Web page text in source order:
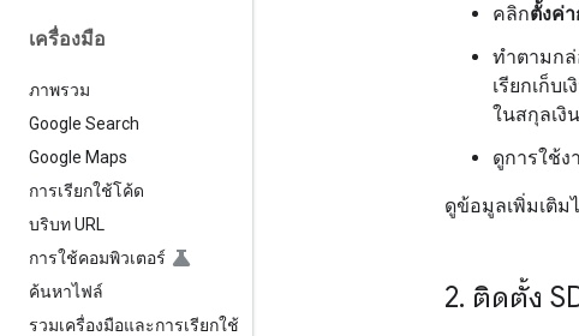
เครื่องมือ
ภาพรวม
Google Search
Google Maps
การเรียกใช้โค้ด
บริบท URL
การใช้คอมพิวเตอร์
ค้นหาไฟล์
รวมเครื่องมือและการเรียกใช้
คลิกตั้งค่า
ทำตามกล่
เรียกเก็บ
ในสกุลเงิ
ดูการใช้ง
ดูข้อมูลเพิ่มเติม
2. ติดตั้ง